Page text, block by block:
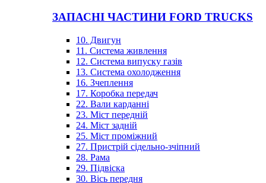
ЗАПАСНІ ЧАСТИНИ FORD TRUCKS
10. Двигун
11. Система живлення
12. Система випуску газів
13. Система охолодження
16. Зчеплення
17. Коробка передач
22. Вали карданні
23. Міст передній
24. Міст задній
25. Міст проміжний
27. Пристрій сідельно-зчіпний
28. Рама
29. Підвіска
30. Вісь передня